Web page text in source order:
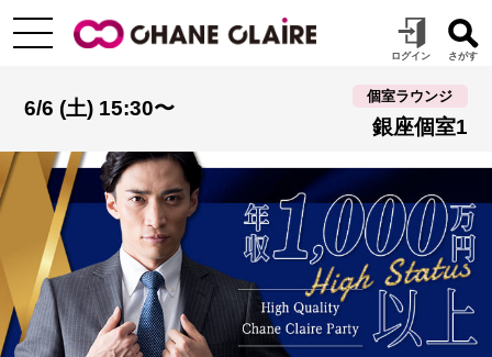
6/6 (土) 15:30〜
個室ラウンジ
銀座個室1